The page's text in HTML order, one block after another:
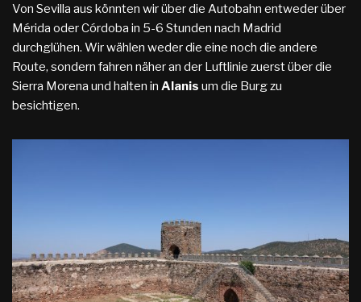
Von Sevilla aus könnten wir über die Autobahn entweder über
Mérida oder Córdoba in 5-6 Stunden nach Madrid
durchglühen. Wir wählen weder die eine noch die andere
Route, sondern fahren näher an der Luftlinie zuerst über die
Sierra Morena und halten in Alanis um die Burg zu
besichtigen.